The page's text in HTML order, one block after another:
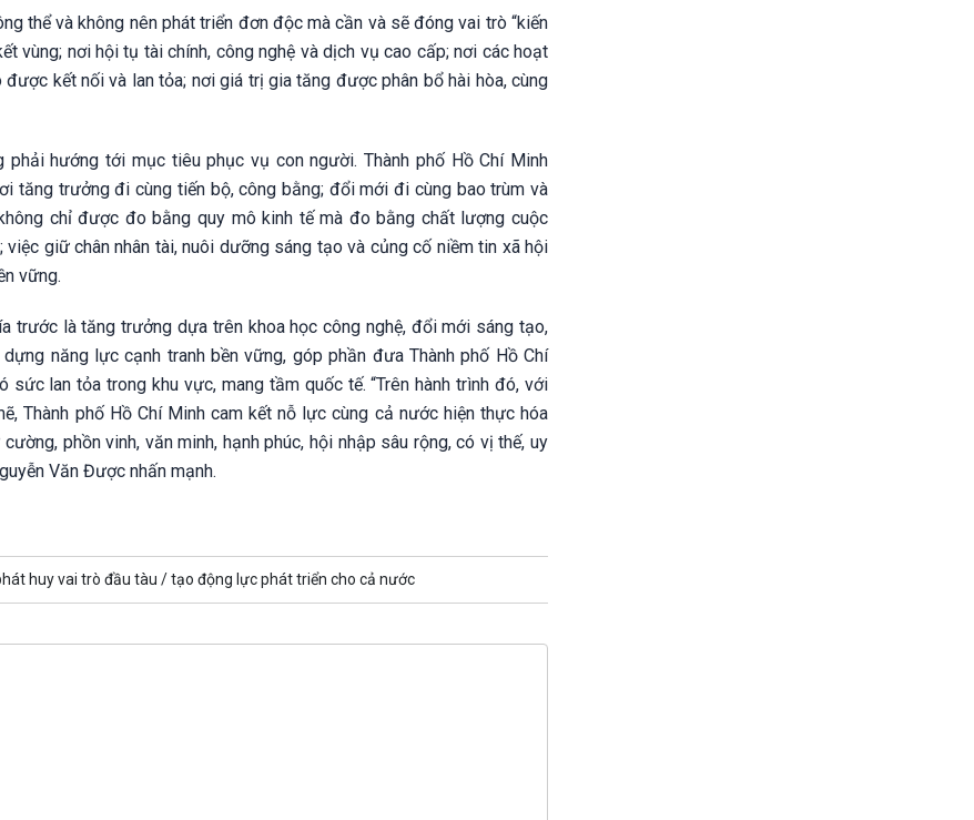
thể và không nên phát triển đơn độc mà cần và sẽ đóng vai trò “kiến
vùng; nơi hội tụ tài chính, công nghệ và dịch vụ cao cấp; nơi các hoạt
kết nối và lan tỏa; nơi giá trị gia tăng được phân bổ hài hòa, cùng
hướng tới mục tiêu phục vụ con người. Thành phố Hồ Chí Minh
tăng trưởng đi cùng tiến bộ, công bằng; đổi mới đi cùng bao trùm và
chỉ được đo bằng quy mô kinh tế mà đo bằng chất lượng cuộc
giữ chân nhân tài, nuôi dưỡng sáng tạo và củng cố niềm tin xã hội
vững.
trước là tăng trưởng dựa trên khoa học công nghệ, đổi mới sáng tạo,
năng lực cạnh tranh bền vững, góp phần đưa Thành phố Hồ Chí
lan tỏa trong khu vực, mang tầm quốc tế. “Trên hành trình đó, với
Thành phố Hồ Chí Minh cam kết nỗ lực cùng cả nước hiện thực hóa
phồn vinh, văn minh, hạnh phúc, hội nhập sâu rộng, có vị thế, uy
Văn Được nhấn mạnh.
huy vai trò đầu tàu /tạo động lực phát triển cho cả nước